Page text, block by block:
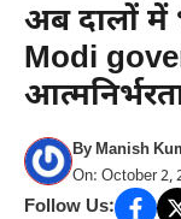
अब दालों में
Modi
ByManish
On: October 2,
Follow Us: